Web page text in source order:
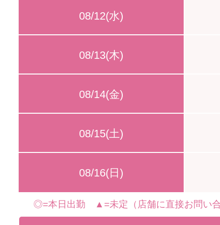
08/12(水)
08/13(木)
08/14(金)
08/15(土)
08/16(日)
◎=本日出勤 ▲=未定（店舗に直接お問い